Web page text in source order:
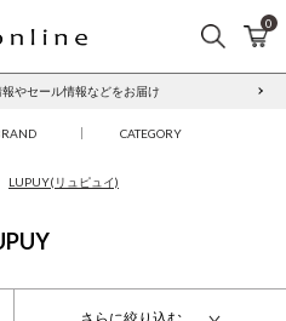
検索 カ
0
報やセール情報などをお届け
CATEGORY
LUPUY(リュピュイ)